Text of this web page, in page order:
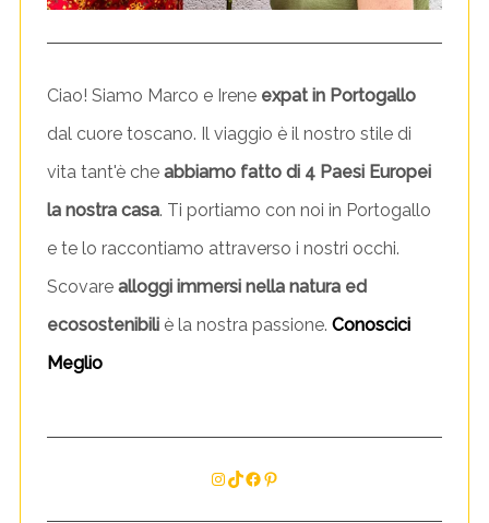
Ciao! Siamo Marco e Irene expat in Portogallo
dal cuore toscano. Il viaggio è il nostro stile di
vita tant'è che abbiamo fatto di 4 Paesi Europei
la nostra casa. Ti portiamo con noi in Portogallo
e te lo raccontiamo attraverso i nostri occhi.
Scovare alloggi immersi nella natura ed
ecosostenibiliè la nostra passione. Conoscici
Meglio
InstagramTikTok Facebook Pinterest